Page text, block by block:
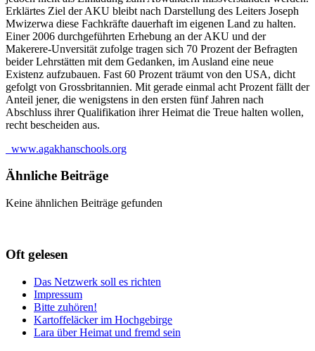
Erklärtes Ziel der AKU bleibt nach Darstellung des Leiters Joseph
Mwizerwa diese Fachkräfte dauerhaft im eigenen Land zu halten.
Einer 2006 durchgeführten Erhebung an der AKU und der
Makerere-Unversität zufolge tragen sich 70 Prozent der Befragten
beider Lehrstätten mit dem Gedanken, im Ausland eine neue
Existenz aufzubauen. Fast 60 Prozent träumt von den USA, dicht
gefolgt von Grossbritannien. Mit gerade einmal acht Prozent fällt der
Anteil jener, die wenigstens in den ersten fünf Jahren nach
Abschluss ihrer Qualifikation ihrer Heimat die Treue halten wollen,
recht bescheiden aus.
www.agakhanschools.org
Ähnliche Beiträge
Keine ähnlichen Beiträge gefunden
Oft gelesen
Das Netzwerk soll es richten
Impressum
Bitte zuhören!
Kartoffeläcker im Hochgebirge
Lara über Heimat und fremd sein